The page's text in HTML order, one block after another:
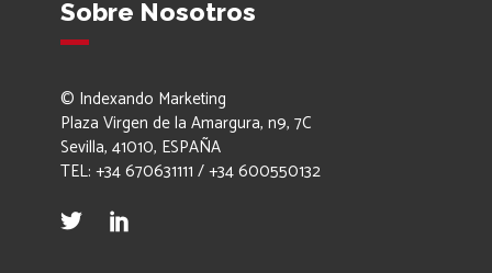
Sobre Nosotros
© Indexando Marketing
Plaza Virgen de la Amargura, n9, 7C
Sevilla, 41010, ESPAÑA
TEL: +34 670631111 / +34 600550132